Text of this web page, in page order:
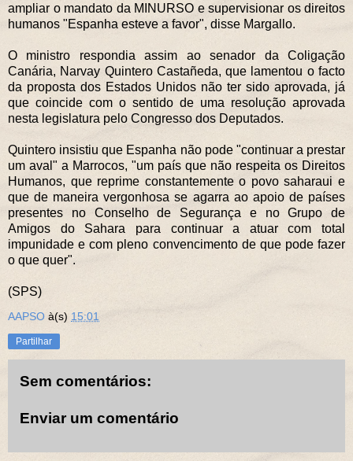
ampliar o mandato da MINURSO e supervisionar os direitos
humanos "Espanha esteve a favor", disse Margallo.
O ministro respondia assim ao senador da Coligação
Canária, Narvay Quintero Castañeda, que lamentou o facto
da proposta dos Estados Unidos não ter sido aprovada, já
que coincide com o sentido de uma resolução aprovada
nesta legislatura pelo Congresso dos Deputados.
Quintero insistiu que Espanha não pode "continuar a prestar
um aval" a Marrocos, "um país que não respeita os Direitos
Humanos, que reprime constantemente o povo saharaui e
que de maneira vergonhosa se agarra ao apoio de países
presentes no Conselho de Segurança e no Grupo de
Amigos do Sahara para continuar a atuar com total
impunidade e com pleno convencimento de que pode fazer
o que quer".
(SPS)
AAPSO à(s) 15:01
Partilhar
Sem comentários:
Enviar um comentário